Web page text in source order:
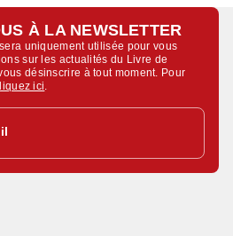
À LA NEWSLETTER
uniquement utilisée pour vous
sur les actualités du Livre de
désinscrire à tout moment. Pour
ici.